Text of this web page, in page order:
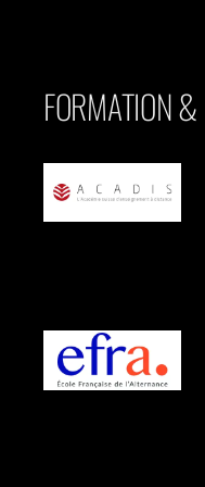
FORMATION